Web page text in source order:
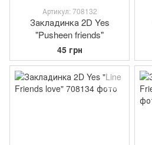
Артикул: 708132
Закладинка 2D Yes
"Pusheen friends"
45 грн